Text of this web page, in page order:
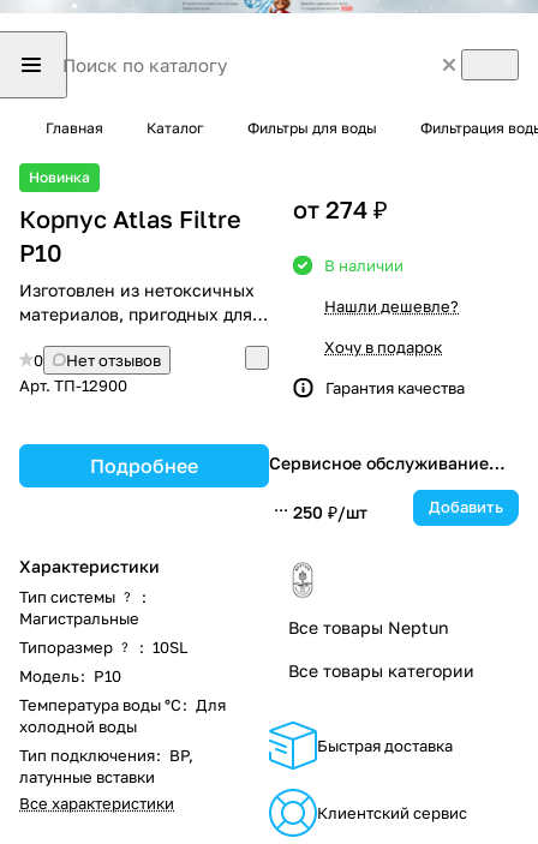
Главная Каталог Фильтры для воды Фильтрация
Новинка
Корпус Atlas Filtre
P10
Изготовлен из нетоксичных
материалов, пригодных для
0
Нет отзывов
Арт. ТП-12900
Подробнее
Характеристики
Тип системы ?
:
Магистральные
Типоразмер ? : 10SL
Модель: P10
Температура воды °С: Для
холодной воды
Тип подключения: ВР,
латунные вставки
Все характеристики
от 274 ₽
В наличии
Нашли дешевле?
Хочу в подарок
Гарантия качества
Сервисное обслуживание
каждые 6 месяцев
250 ₽/шт Добавить
Все товары Neptun
Все товары категории
Быстрая доставка
Клиентский сервис